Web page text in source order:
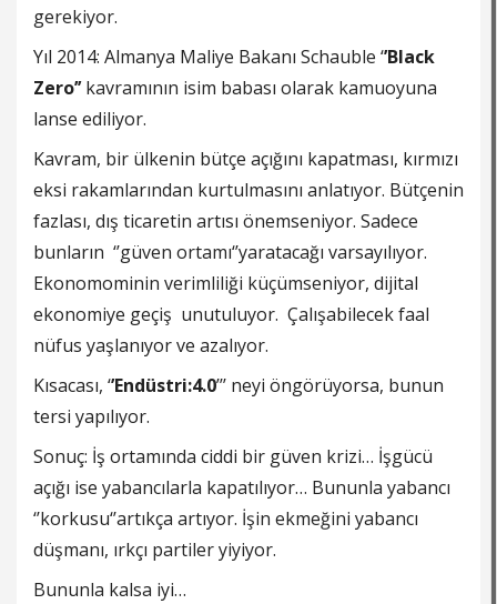
gerekiyor.
Yıl 2014: Almanya Maliye Bakanı Schauble ‘’Black
Zero’’kavramının isim babası olarak kamuoyuna
lanse ediliyor.
Kavram, bir ülkenin bütçe açığını kapatması, kırmızı
eksi rakamlarından kurtulmasını anlatıyor. Bütçenin
fazlası, dış ticaretin artısı önemseniyor. Sadece
bunların ‘’güven ortamı‘’yaratacağı varsayılıyor.
Ekonomominin verimliliği küçümseniyor, dijital
ekonomiye geçiş unutuluyor. Çalışabilecek faal
nüfus yaşlanıyor ve azalıyor.
Kısacası, ‘’Endüstri:4.0’’’ neyi öngörüyorsa, bunun
tersi yapılıyor.
Sonuç: İş ortamında ciddi bir güven krizi… İşgücü
açığı ise yabancılarla kapatılıyor… Bununla yabancı
‘’korkusu‘’artıkça artıyor. İşin ekmeğini yabancı
düşmanı, ırkçı partiler yiyiyor.
Bununla kalsa iyi…